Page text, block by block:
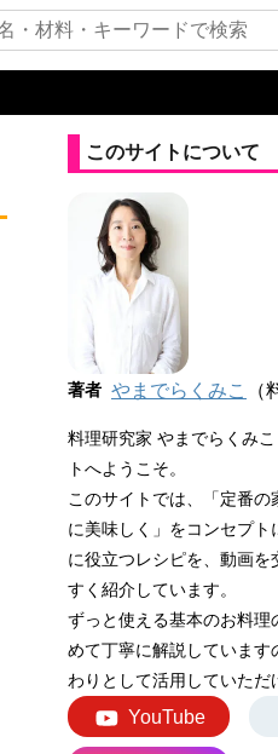
このサイトについて
著者 やまでらくみこ （
料理研究家 やまでらくみ
トへようこそ。
このサイトでは、「定番の
に美味しく」をコンセプト
に役立つレシピを、動画を
すく紹介しています。
ずっと使える基本のお料理
めて丁寧に解説しています
わりとして活用していただ
YouTube